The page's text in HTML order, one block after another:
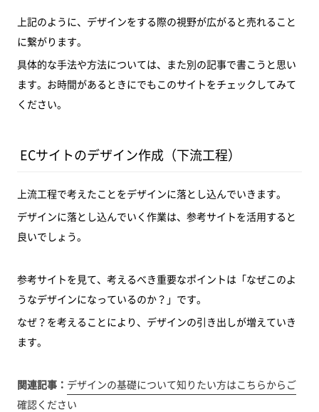
上記のように、デザインをする際の視野が広がると売れること
に繋がります。
具体的な手法や方法については、また別の記事で書こうと思い
ます。お時間があるときにでもこのサイトをチェックしてみて
ください。
ECサイトのデザイン作成（下流工程）
上流工程で考えたことをデザインに落とし込んでいきます。
デザインに落とし込んでいく作業は、参考サイトを活用すると
良いでしょう。
参考サイトを見て、考えるべき重要なポイントは「なぜこのよ
うなデザインになっているのか？」です。
なぜ？を考えることにより、デザインの引き出しが増えていき
ます。
関連記事： デザインの基礎について知りたい方はこちらからご
確認ください